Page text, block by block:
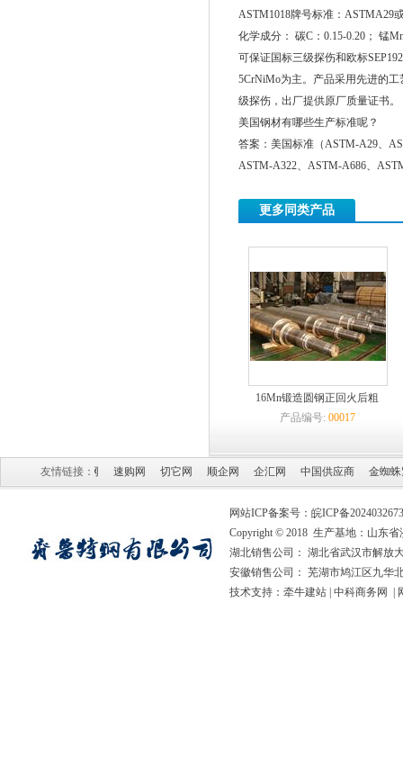
ASTM1018牌号标准：ASTMA29
化学成分： 碳C：0.15-0.20； 锰
可保证国标三级探伤和欧标
5CrNiMo为主。产品采用先进的
级探伤，出厂提供原厂质量证书
美国钢材有哪些生产标准呢？
答案：美国标准（ASTM-A29、
ASTM-A322、ASTM-A686、
更多同类产品
16Mn锻造圆钢正回火后粗
产品编号: 00017
友情链接：
中国贸易网 速购网 切它网 顺企网 企汇网 中国供应商 金蜘蛛紧固
网站ICP备案号： 皖ICP备
Copyright © 2018 生产基地：山东
湖北销售公司： 湖北省武汉市解放
安徽销售公司： 芜湖市鸠江区九华
技术支持： 牵牛建站 中科商务网